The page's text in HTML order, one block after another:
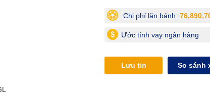
Chi phí lăn bánh:
Ước tính vay ngân hàng
Lưu tin So sánh